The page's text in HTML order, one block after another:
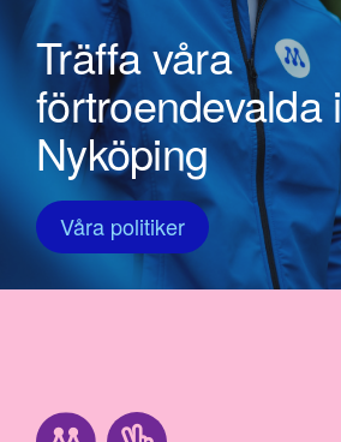
Träffa våra
förtroendevalda i
Nyköping
Våra politiker